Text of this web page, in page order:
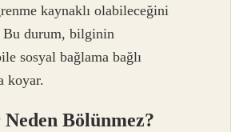
kaynaklı olabileceğini
Bu durum, bilginin
sosyal bağlama bağlı
koyar.
Bölünmez?